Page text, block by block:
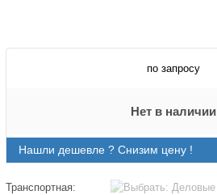
по запросу
Нет в наличии
Нашли дешевле ? Снизим цену !
Транспортная: